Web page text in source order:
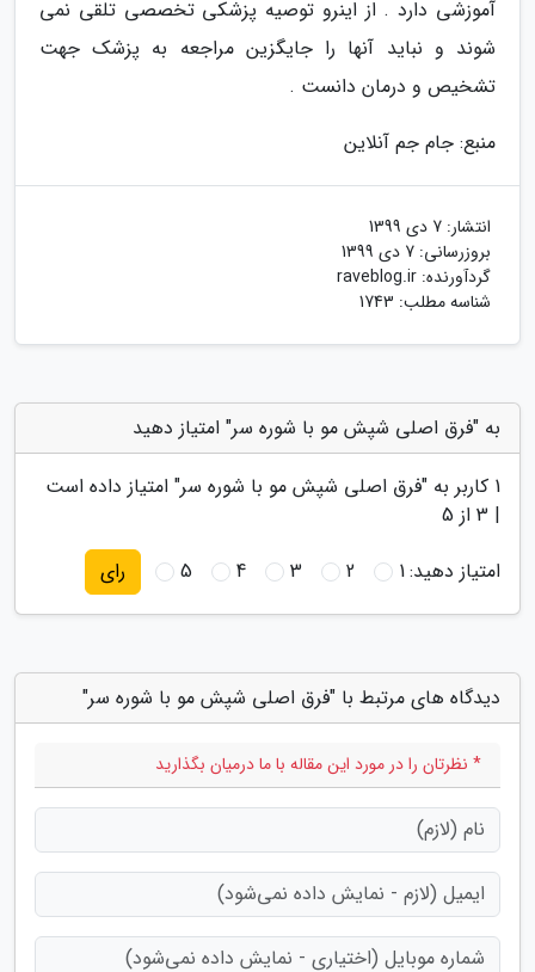
آموزشی دارد . از اینرو توصیه پزشکی تخصصی تلقی نمی
شوند و نباید آنها را جایگزین مراجعه به پزشک جهت
تشخیص و درمان دانست .
منبع: جام جم آنلاین
انتشار: 7 دی 1399
بروزرسانی: 7 دی 1399
گردآورنده: raveblog.ir
شناسه مطلب: 1743
به "فرق اصلی شپش مو با شوره سر" امتیاز دهید
1 کاربر به "فرق اصلی شپش مو با شوره سر" امتیاز داده است
|
3 از 5
امتیاز دهید:1
2
3
4
5 رای
دیدگاه های مرتبط با "فرق اصلی شپش مو با شوره سر"
* نظرتان را در مورد این مقاله با ما درمیان بگذارید